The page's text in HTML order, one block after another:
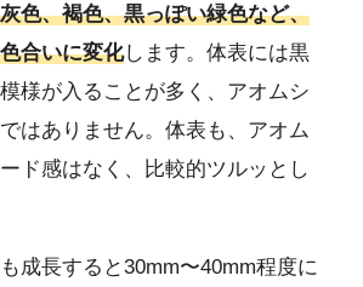
灰色、褐色、黒っぽい緑色など、
合いに変化します。体表には黒
様が入ることが多く、アオムシ
はありません。体表も、アオム
ド感はなく、比較的ツルッとし
成長すると30mm〜40mm程度に